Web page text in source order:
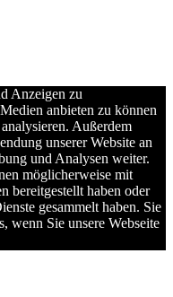
Anzeigen zu
anbieten zu können
Außerdem
unserer Website an
und Analysen weiter.
möglicherweise mit
bereitgestellt haben oder
gesammelt haben. Sie
wenn Sie unsere Webseite